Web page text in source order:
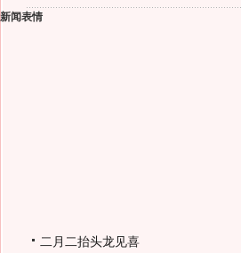
新闻表情
二月二抬头龙见喜